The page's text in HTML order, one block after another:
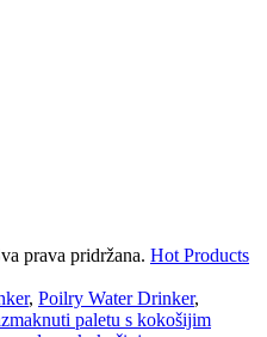
prava pridržana. Hot Products
, Poilry Water Drinker,
paletu s kokošijim